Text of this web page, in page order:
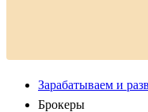
Зарабатываем и
Брокеры